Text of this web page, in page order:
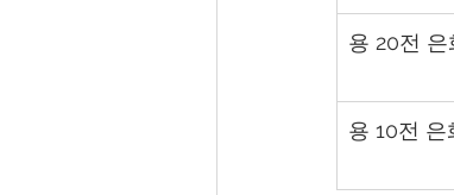
용 20전 은
용 10전 은